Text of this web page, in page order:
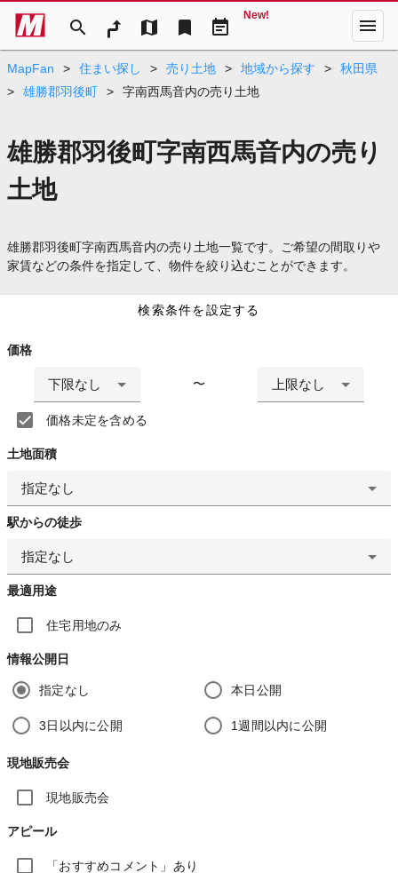
search map bookmark event_note
New! menu
MapFan > 住まい探し > 売り土地 > 地域から探す >
秋田県
>
雄勝郡羽後町 > 字南西馬音内の売り土地
雄勝郡羽後町字南西馬音内の売り
土地
雄勝郡羽後町字南西馬音内の売り土地一覧です。ご希望の間取りや
家賃などの条件を指定して、物件を絞り込むことができます。
検索条件を設定する
価格
下限なし 〜 上限なし
価格未定を含める
土地面積
指定なし
駅からの徒歩
指定なし
最適用途
住宅用地のみ
情報公開日
指定なし 本日公開
3日以内に公開 1週間以内に公開
現地販売会
現地販売会
アピール
「おすすめコメント」あり